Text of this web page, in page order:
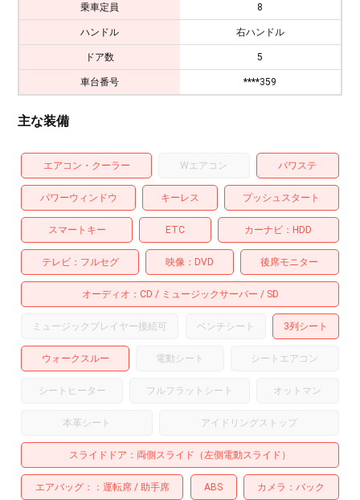
乗車定員 8
ハンドル 右ハンドル
ドア数 5
車台番号 ****359
主な装備
エアコン・クーラー Wエアコン パワステ
パワーウィンドウ キーレス プッシュスタート
スマートキー ETC カーナビ HDD
テレビ フルセグ 映像 DVD 後席モニター
オーディオ CD ミュージックサーバー SD
ミュージックプレイヤー接続可 ベンチシート 3列シート
ウォークスルー 電動シート シートエアコン
シートヒーター フルフラットシート オットマン
本革シート アイドリングストップ
スライドドア 両側スライド（左側電動スライド）
エアバッグ： 運転席 助手席 ABS カメラ バック